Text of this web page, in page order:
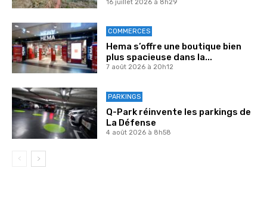
16 juillet 2026 à 8h29
COMMERCES
Hema s’offre une boutique bien
plus spacieuse dans la...
7 août 2026 à 20h12
PARKINGS
Q-Park réinvente les parkings de
La Défense
4 août 2026 à 8h58